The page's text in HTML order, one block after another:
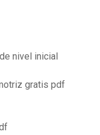
nivel inicial
gratis pdf